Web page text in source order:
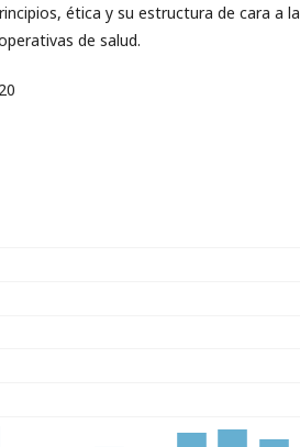
ética y su estructura de cara a la
de salud.